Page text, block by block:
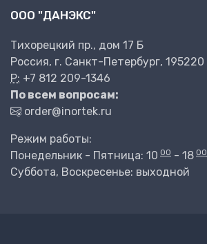
ООО "ДАНЭКС"
Тихорецкий пр., дом 17 Б
Россия, г. Санкт-Петербург, 195220
P: +7 812 209-1346
По всем вопросам:
order@inortek.ru
Режим работы:
Понедельник - Пятница: 10 00 - 18 00
Суббота, Воскресенье: выходной